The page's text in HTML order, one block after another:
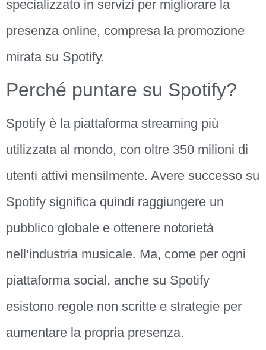
specializzato in servizi per migliorare la
presenza online, compresa la promozione
mirata su Spotify.
Perché puntare su Spotify?
Spotify è la piattaforma streaming più
utilizzata al mondo, con oltre 350 milioni di
utenti attivi mensilmente. Avere successo su
Spotify significa quindi raggiungere un
pubblico globale e ottenere notorietà
nell’industria musicale. Ma, come per ogni
piattaforma social, anche su Spotify
esistono regole non scritte e strategie per
aumentare la propria presenza.